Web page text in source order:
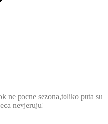
ne pocne sezona,toliko puta su
nevjeruju!